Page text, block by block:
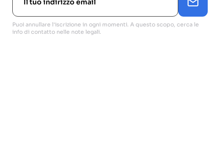
Puoi annullare l'iscrizione in ogni momenti. A questo scopo, cerca le
info di contatto nelle note legali.